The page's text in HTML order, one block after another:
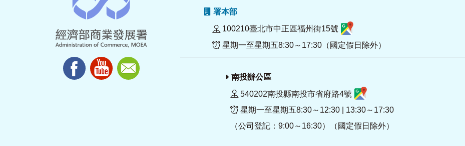
署本部
100210臺北市中正區福州街15號
星期一至星期五8:30～17:30（國定假日除外）
南投辦公區
540202南投縣南投市省府路4號
星期一至星期五8:30～12:30 | 13:30～17:30
（公司登記：9:00～16:30）（國定假日除外）